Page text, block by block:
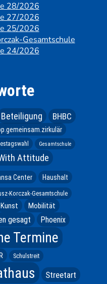
28/2026
27/2026
25/2026
Gesamtschule
24/2026
Beteiligung BHBC
Gesamtschule
Attitude
Center Haushalt
Korczak-Gesamtschule
Kunst Mobilität
gesagt Phoenix
Termine
Schulstreit
Streetart